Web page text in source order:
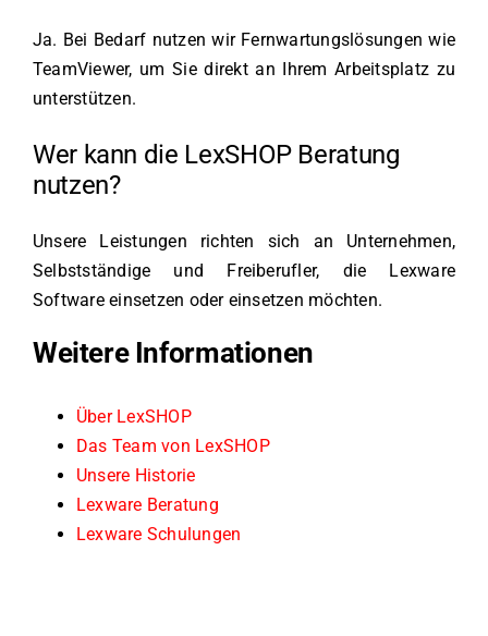
Ja. Bei Bedarf nutzen wir Fernwartungslösungen wie
TeamViewer, um Sie direkt an Ihrem Arbeitsplatz zu
unterstützen.
Wer kann die LexSHOP Beratung
nutzen?
Unsere Leistungen richten sich an Unternehmen,
Selbstständige und Freiberufler, die Lexware
Software einsetzen oder einsetzen möchten.
Weitere Informationen
Über LexSHOP
Das Team von LexSHOP
Unsere Historie
Lexware Beratung
Lexware Schulungen